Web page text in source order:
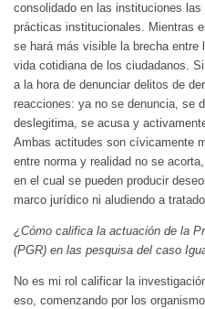
consolidado en las instituciones
prácticas institucionales. Mientras
se hará más visible la brecha
vida cotidiana de los ciudadanos.
a la hora de denunciar delitos de
reacciones: ya no se denuncia, se
deslegitima, se acusa y
Ambas actitudes son cívicamente
entre norma y realidad no se
en el cual se pueden producir
marco jurídico ni aludiendo a
¿Cómo califica la actuación de la
(PGR) en las pesquisa del caso
No es mi rol calificar la
eso, comenzando por los